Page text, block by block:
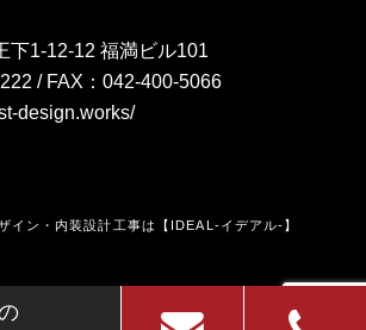
下1-12-12 福満ビル101
/ FAX：042-400-5066
design.works/
イン・内装設計工事は【IDEAL-イデアル-】